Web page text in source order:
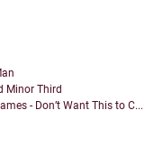
Minor Third
- Don’t Want This to C...